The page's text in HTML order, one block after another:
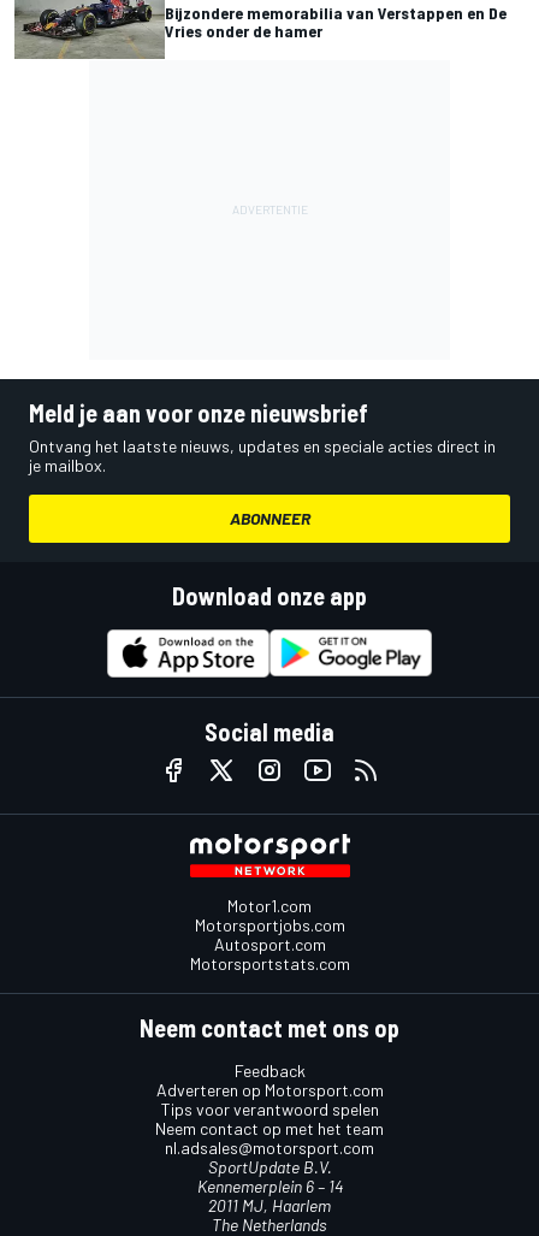
Bijzondere memorabilia van Verstappen en De
Vries onder de hamer
Meld je aan voor onze nieuwsbrief
Ontvang het laatste nieuws, updates en speciale acties direct in
je mailbox.
ABONNEER
Download onze app
Social media
Motor1.com
Motorsportjobs.com
Autosport.com
Motorsportstats.com
Neem contact met ons op
Feedback
Adverteren op Motorsport.com
Tips voor verantwoord spelen
Neem contact op met het team
nl.adsales@motorsport.com
SportUpdate B.V.
Kennemerplein 6 – 14
2011 MJ, Haarlem
The Netherlands